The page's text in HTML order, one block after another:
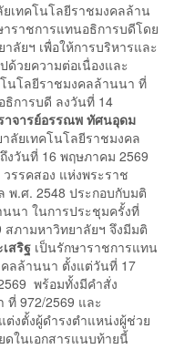
เทคโนโลยีราชมงคลล้าน
าราชการแทนอธิการบดีโดย
ลัยฯ เพื่อให้การบริหารและ
ด้วยความต่อเนื่องและ
นโลยีราชมงคลล้านนา ที่
ธิการบดี ลงวันที่ 14
าจารย์อรรณพ ทัศนอุดม
ลัยเทคโนโลยีราชมงคล
วันที่ 16 พฤษภาคม 2569
รรคสอง แห่งพระราช
.ศ. 2548 ประกอบกับมติ
นา ในการประชุมครั้งที่
สภามหาวิทยาลัยฯ จึงมีมติ
สริฐ เป็นรักษาราชการแทน
ลล้านนา ตั้งแต่วันที่ 17
พร้อมทั้งมีคำสั่ง
972/2569 และ
งตั้งผู้ดำรงตำแหน่งผู้ช่วย
ดในเอกสารแนบท้ายนี้